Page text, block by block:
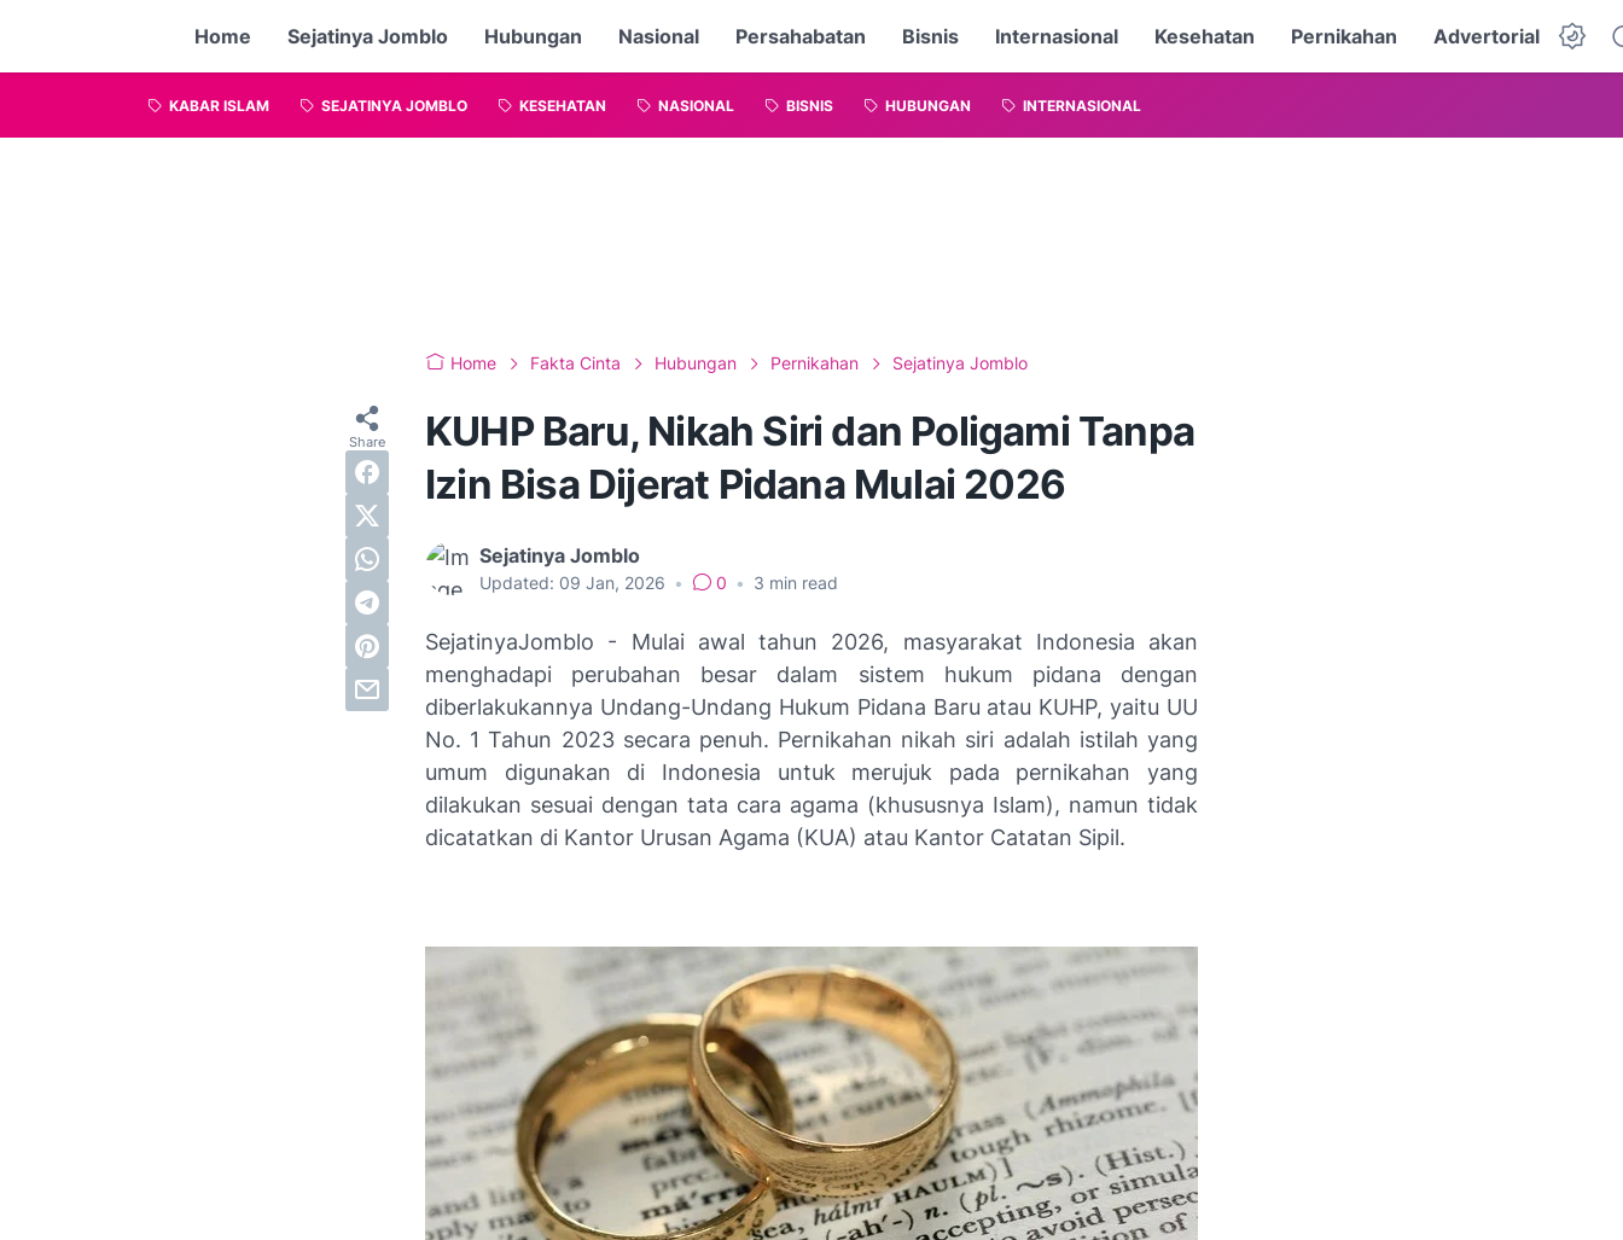
Home Sejatinya Jomblo Hubungan Nasional Persahabatan Bisnis Internasional Kesehatan Pernikahan Advertorial
KABAR ISLAM SEJATINYA JOMBLO KESEHATAN NASIONAL BISNIS HUBUNGAN INTERNASIONAL
Home Fakta Cinta Hubungan Pernikahan Sejatinya Jomblo
KUHP Baru, Nikah Siri dan Poligami Tanpa
Izin Bisa Dijerat Pidana Mulai 2026
Sejatinya Jomblo
Updated: 09 Jan, 2026 • 0 • 3 min read
SejatinyaJomblo - Mulai awal tahun 2026, masyarakat Indonesia akan
menghadapi perubahan besar dalam sistem hukum pidana dengan
diberlakukannya Undang-Undang Hukum Pidana Baru atau KUHP, yaitu UU
No. 1 Tahun 2023 secara penuh. Pernikahan nikah siri adalah istilah yang
umum digunakan di Indonesia untuk merujuk pada pernikahan yang
dilakukan sesuai dengan tata cara agama (khususnya Islam), namun tidak
dicatatkan di Kantor Urusan Agama (KUA) atau Kantor Catatan Sipil.